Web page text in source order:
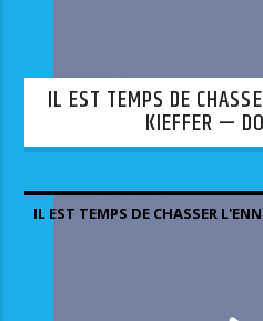
IL EST TEMPS DE
KIEFFER —
IL EST TEMPS DE CHASSER